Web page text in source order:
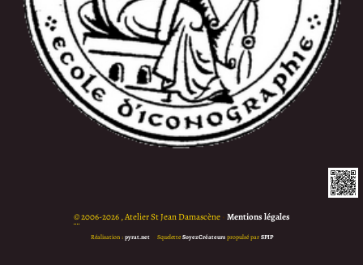
©2006-2026 , Atelier St Jean Damascène • Mentions légales
Réalisation :pyrat.net • SqueletteSoyezCréateurspropulsé parSPIP